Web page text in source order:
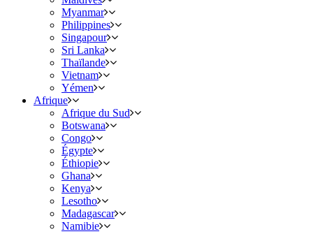
Myanmar
Philippines
Singapour
Sri Lanka
Thaïlande
Vietnam
Yémen
Afrique
Afrique du Sud
Botswana
Congo
Égypte
Éthiopie
Ghana
Kenya
Lesotho
Madagascar
Namibie